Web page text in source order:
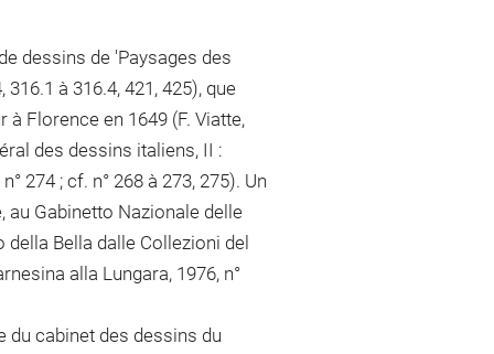
dessins de 'Paysages des
à 316.4, 421, 425), que
Florence en 1649 (F. Viatte,
des dessins italiens, II :
274 ; cf. n° 268 à 273, 275). Un
au Gabinetto Nazionale delle
della Bella dalle Collezioni del
alla Lungara, 1976, n°
du cabinet des dessins du